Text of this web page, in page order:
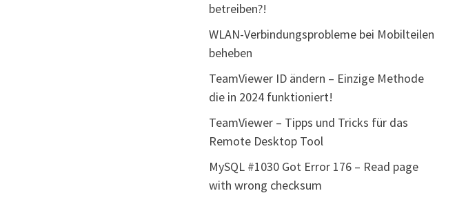
betreiben?!
WLAN-Verbindungsprobleme bei Mobilteilen
beheben
TeamViewer ID ändern – Einzige Methode
die in 2024 funktioniert!
TeamViewer – Tipps und Tricks für das
Remote Desktop Tool
MySQL #1030 Got Error 176 – Read page
with wrong checksum